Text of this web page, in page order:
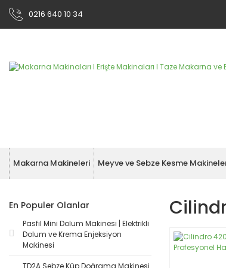
0216 640 10 34
Makarna Makineleri Meyve ve Sebze Kesme
En Populer Olanlar
Pasfil Mini Dolum Makinesi | Elektrikli
Dolum ve Krema Enjeksiyon
Makinesi
TD2A Sebze Küp Doğrama Makinesi